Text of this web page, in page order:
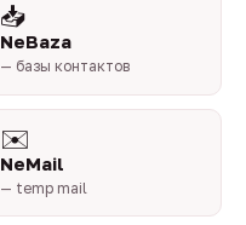
📥
NeBaza
— базы контактов
✉️
NeMail
— temp mail